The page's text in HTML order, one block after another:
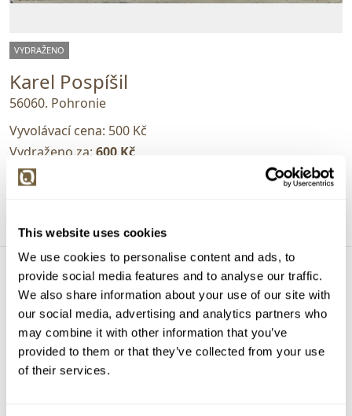
This website uses cookies
We use cookies to personalise content and ads, to
provide social media features and to analyse our traffic.
We also share information about your use of our site with
our social media, advertising and analytics partners who
may combine it with other information that you’ve
provided to them or that they’ve collected from your use
of their services.
VYDRAŽENO
Karel Pospíšil
56060. Pohronie
Vyvolávací cena: 500 Kč
Vydraženo za: 600 Kč
Dražba ukončena: